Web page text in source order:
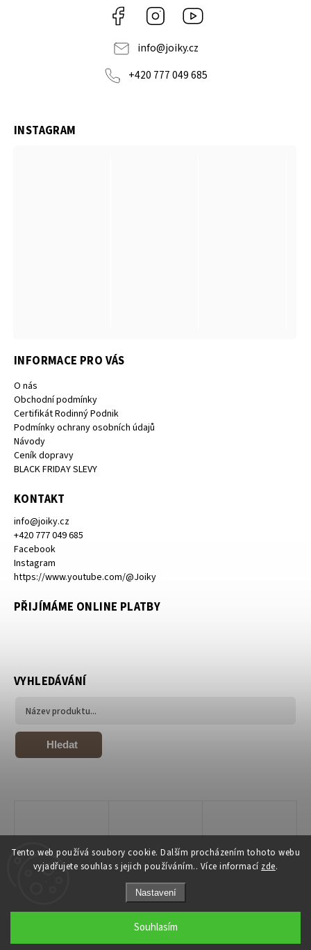
Tento web používá soubory cookie. Dalším procházením tohoto webu
vyjadřujete souhlas s jejich používáním.. Více informací zde.
Nastavení
Souhlasím
Facebook Instagram
info@joiky.cz
+420 777 049 685
INFORMACE PRO VÁS
O nás
Obchodní podmínky
Certifikát Rodinný Podnik
Podmínky ochrany osobních údajů
Návody
Ceník dopravy
BLACK FRIDAY SLEVY
KONTAKT
info@joiky.cz
+420 777 049 685
Facebook
Instagram
https://www.youtube.com/@Joiky
PŘIJÍMÁME ONLINE PLATBY
INSTAGRAM
VYHLEDÁVÁNÍ
Hledat